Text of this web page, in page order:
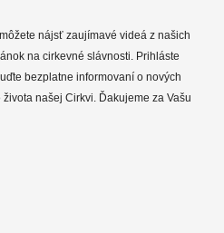
nájsť zaujímavé videá z našich
na cirkevné slávnosti. Prihláste
bezplatne informovaní o nových
našej Cirkvi. Ďakujeme za Vašu